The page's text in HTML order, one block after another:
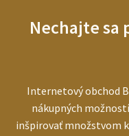
ľudí
Nechajte sa
Internetový obchod
nákupných
inšpirovať množstvom